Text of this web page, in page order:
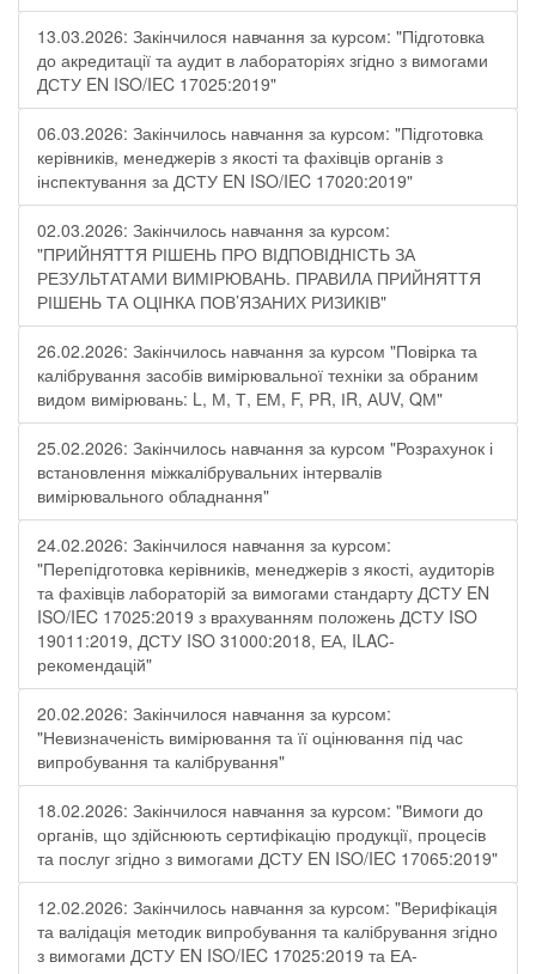
13.03.2026: Закінчилося навчання за курсом: "Підготовка
до акредитації та аудит в лабораторіях згідно з вимогами
ДСТУ EN ISO/IEC 17025:2019"
06.03.2026: Закінчилось навчання за курсом: "Підготовка
керівників, менеджерів з якості та фахівців органів з
інспектування за ДСТУ EN ISO/IEC 17020:2019"
02.03.2026: Закінчилось навчання за курсом:
"ПРИЙНЯТТЯ РІШЕНЬ ПРО ВІДПОВІДНІСТЬ ЗА
РЕЗУЛЬТАТАМИ ВИМІРЮВАНЬ. ПРАВИЛА ПРИЙНЯТТЯ
РІШЕНЬ ТА ОЦІНКА ПОВ’ЯЗАНИХ РИЗИКІВ"
26.02.2026: Закінчилось навчання за курсом "Повірка та
калібрування засобів вимірювальної техніки за обраним
видом вимірювань: L, М, Т, ЕМ, F, РR, ІR, АUV, QМ"
25.02.2026: Закінчилось навчання за курсом "Розрахунок і
встановлення міжкалібрувальних інтервалів
вимірювального обладнання"
24.02.2026: Закінчилося навчання за курсом:
"Перепідготовка керівників, менеджерів з якості, аудиторів
та фахівців лабораторій за вимогами стандарту ДСТУ EN
ISO/IEC 17025:2019 з врахуванням положень ДСТУ ISO
19011:2019, ДСТУ ISO 31000:2018, ЕА, ILAC-
рекомендацій"
20.02.2026: Закінчилося навчання за курсом:
"Невизначеність вимірювання та її оцінювання під час
випробування та калібрування"
18.02.2026: Закінчилося навчання за курсом: "Вимоги до
органів, що здійснюють сертифікацію продукції, процесів
та послуг згідно з вимогами ДСТУ EN ISO/IEC 17065:2019"
12.02.2026: Закінчилось навчання за курсом: "Верифікація
та валідація методик випробування та калібрування згідно
з вимогами ДСТУ EN ISO/IEC 17025:2019 та ЕА-